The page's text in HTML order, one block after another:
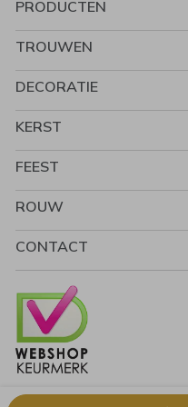
PRODUCTEN
TROUWEN
DECORATIE
KERST
FEEST
ROUW
CONTACT